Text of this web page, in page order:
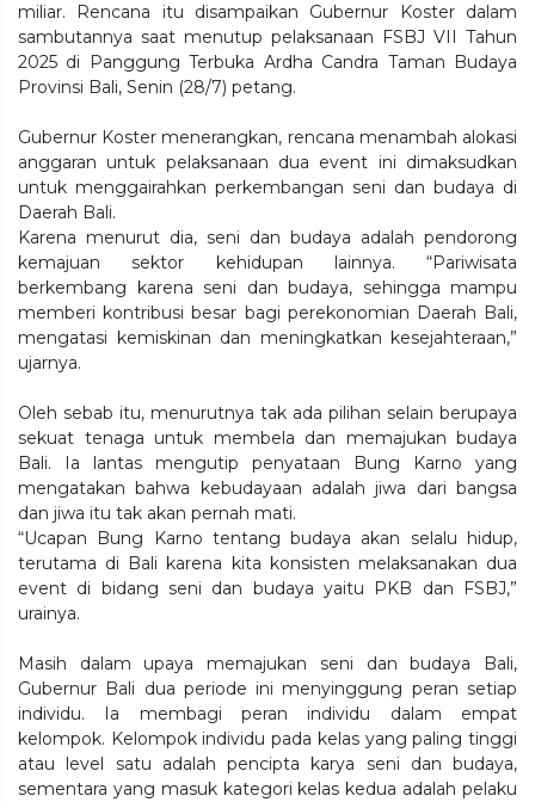
miliar. Rencana itu disampaikan Gubernur Koster dalam
sambutannya saat menutup pelaksanaan FSBJ VII Tahun
2025 di Panggung Terbuka Ardha Candra Taman Budaya
Provinsi Bali, Senin (28/7) petang.
Gubernur Koster menerangkan, rencana menambah alokasi
anggaran untuk pelaksanaan dua event ini dimaksudkan
untuk menggairahkan perkembangan seni dan budaya di
Daerah Bali.
Karena menurut dia, seni dan budaya adalah pendorong
kemajuan sektor kehidupan lainnya. “Pariwisata
berkembang karena seni dan budaya, sehingga mampu
memberi kontribusi besar bagi perekonomian Daerah Bali,
mengatasi kemiskinan dan meningkatkan kesejahteraan,”
ujarnya.
Oleh sebab itu, menurutnya tak ada pilihan selain berupaya
sekuat tenaga untuk membela dan memajukan budaya
Bali. Ia lantas mengutip penyataan Bung Karno yang
mengatakan bahwa kebudayaan adalah jiwa dari bangsa
dan jiwa itu tak akan pernah mati.
“Ucapan Bung Karno tentang budaya akan selalu hidup,
terutama di Bali karena kita konsisten melaksanakan dua
event di bidang seni dan budaya yaitu PKB dan FSBJ,”
urainya.
Masih dalam upaya memajukan seni dan budaya Bali,
Gubernur Bali dua periode ini menyinggung peran setiap
individu. Ia membagi peran individu dalam empat
kelompok. Kelompok individu pada kelas yang paling tinggi
atau level satu adalah pencipta karya seni dan budaya,
sementara yang masuk kategori kelas kedua adalah pelaku